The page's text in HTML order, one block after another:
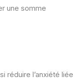
une somme
réduire l’anxiété liée